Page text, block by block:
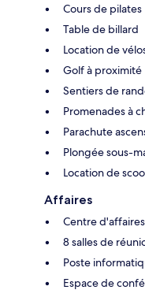
Cours de pilates
Table de billard
Location de
Golf à proximité
Sentiers de
Promenades à
Parachute
Plongée sous-
Location de
Affaires
Centre d'affaires
8 salles de
Poste
Espace de